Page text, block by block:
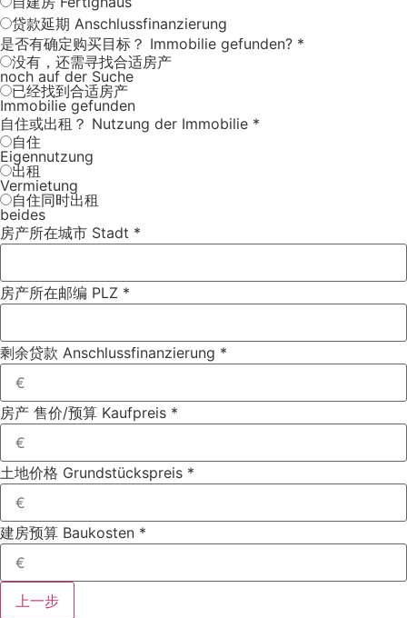
贷款延期 Anschlussfinanzierung
是否有确定购买目标？ Immobilie gefunden? *
没有，还需寻找合适房产
noch auf der Suche
已经找到合适房产
Immobilie gefunden
自住或出租？ Nutzung der Immobilie *
自住
Eigennutzung
出租
Vermietung
自住同时出租
beides
房产所在城市 Stadt *
房产所在邮编 PLZ *
剩余贷款 Anschlussfinanzierung *
房产 售价/预算 Kaufpreis *
土地价格 Grundstückspreis *
建房预算 Baukosten *
上一步